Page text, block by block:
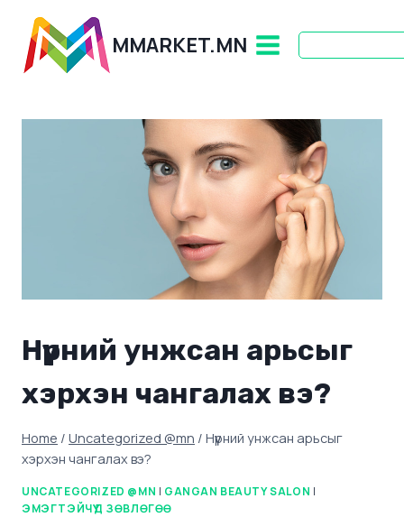
content
MMARKET.MN
Нүүрний унжсан арьсыг
хэрхэн чангалах вэ?
Home / Uncategorized @mn / Нүүрний унжсан арьсыг
хэрхэн чангалах вэ?
UNCATEGORIZED @MN | GANGAN BEAUTY SALON |
ЭМЭГТЭЙЧҮҮД ЗӨВЛӨГӨӨ